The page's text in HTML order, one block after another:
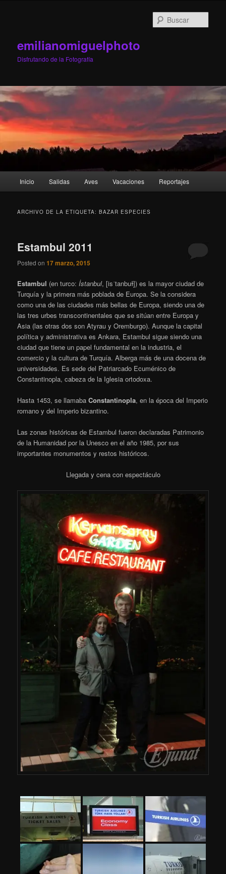
emilianomiguelphoto
Disfrutando de la Fotografía
Inicio Salidas Aves Vacaciones Reportajes
ARCHIVO DE LA ETIQUETA:BAZAR ESPECIES
Estambul 2011
Posted on17 marzo, 2015
Estambul (en turco: İstanbul,[isˈtanbuɫ]) es la mayor ciudad de
Turquía y la primera más poblada de Europa. Se la considera
como una de las ciudades más bellas de Europa, siendo una de
las tres urbes transcontinentales que se sitúan entre Europa y
Asia (las otras dos son Atyrau y Oremburgo). Aunque la capital
política y administrativa es Ankara, Estambul sigue siendo una
ciudad que tiene un papel fundamental en la industria, el
comercio y la cultura de Turquía. Alberga más de una docena de
universidades. Es sede del Patriarcado Ecuménico de
Constantinopla, cabeza de la Iglesia ortodoxa.
Hasta 1453, se llamabaConstantinopla, en la época del Imperio
romano y del Imperio bizantino.
Las zonas históricas de Estambul fueron declaradas Patrimonio
de la Humanidad por la Unesco en el año 1985, por sus
importantes monumentos y restos históricos.
Llegada y cena con espectáculo